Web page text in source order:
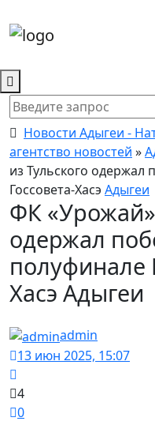
Новости Адыгеи -
агентство новостей »
из Тульского одержал
Госсовета-Хасэ Адыгеи
ФК «Урожай»
одержал
полуфинале
Хасэ Адыгеи
admin
13 июн 2025, 15:07
4
0